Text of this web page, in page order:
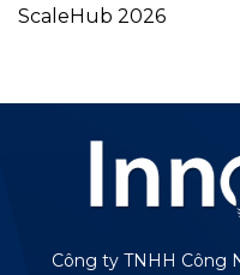
ScaleHub 2026
Công ty TNHH Công